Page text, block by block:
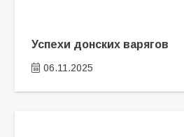
Успехи донских варягов
06.11.2025